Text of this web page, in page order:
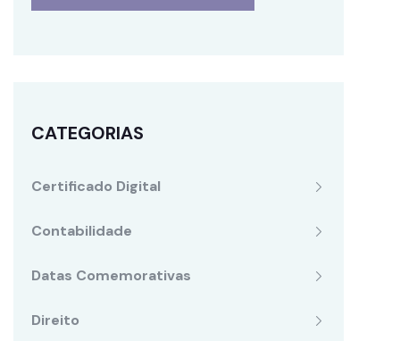
CATEGORIAS
Certificado Digital
Contabilidade
Datas Comemorativas
Direito